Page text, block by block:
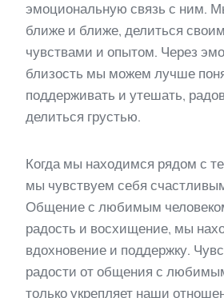
эмоциональную связь с ним.
ближе и ближе, делиться
чувствами и опытом. Через
близость мы можем лучше
поддерживать и утешать,
делиться грустью.
Когда мы находимся рядом с
мы чувствуем себя
Общение с любимым
радость и восхищение, мы
вдохновение и поддержку.
радости от общения с
только укрепляет наши